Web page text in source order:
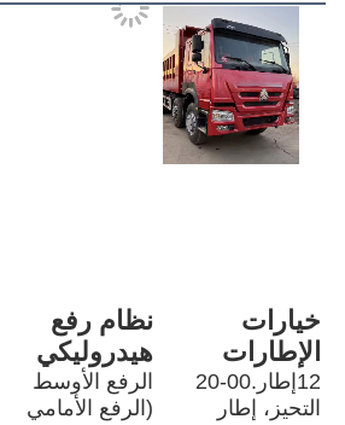
الإطارات
هيدروليكي